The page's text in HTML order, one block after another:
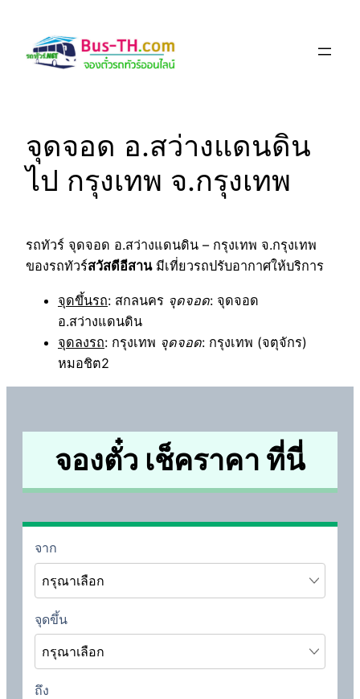
content
จุดจอด อ.สว่างแดนดิน
ไป กรุงเทพ จ.กรุงเทพ
รถทัวร์ จุดจอด อ.สว่างแดนดิน – กรุงเทพ จ.กรุงเทพ
ของรถทัวร์สวัสดีอีสานมีเที่ยวรถปรับอากาศให้บริการ
จุดขึ้นรถ: สกลนคร จุดจอด: จุดจอด
อ.สว่างแดนดิน
จุดลงรถ: กรุงเทพ จุดจอด: กรุงเทพ (จตุจักร)
หมอชิต2
จองตั๋ว เช็คราคา ที่นี่